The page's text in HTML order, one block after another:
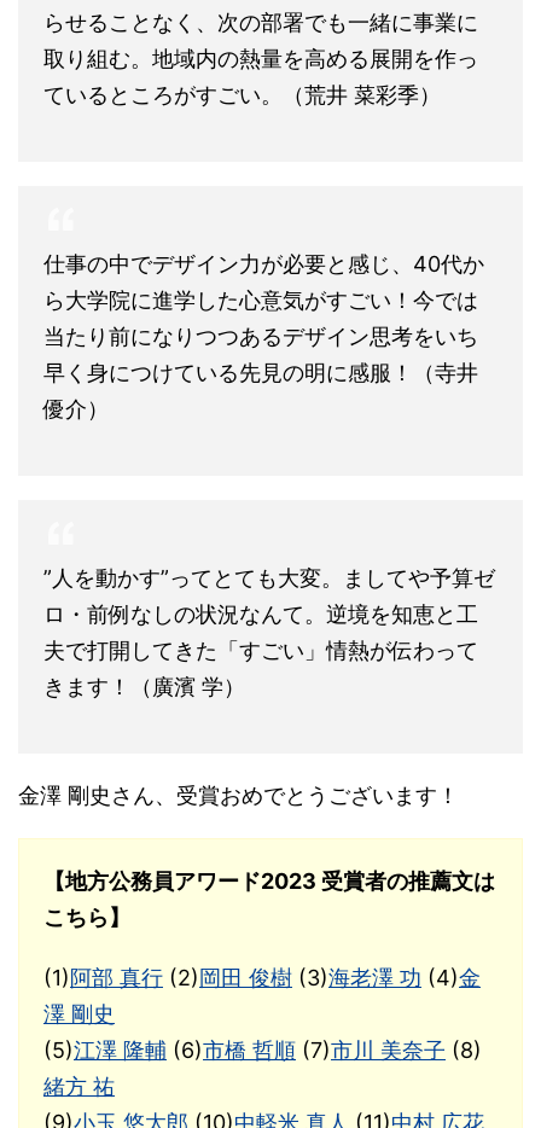
らせることなく、次の部署でも一緒に事業に
取り組む。地域内の熱量を高める展開を作っ
ているところがすごい。（荒井 菜彩季）
仕事の中でデザイン力が必要と感じ、40代か
ら大学院に進学した心意気がすごい！今では
当たり前になりつつあるデザイン思考をいち
早く身につけている先見の明に感服！（寺井
優介）
”人を動かす”ってとても大変。ましてや予算ゼ
ロ・前例なしの状況なんて。逆境を知恵と工
夫で打開してきた「すごい」情熱が伝わって
きます！（廣濱 学）
金澤 剛史さん、受賞おめでとうございます！
【地方公務員アワード2023 受賞者の推薦文は
こちら】
(1)阿部 真行 (2)岡田 俊樹 (3)海老澤 功 (4)金
澤 剛史
(5)江澤 隆輔 (6)市橋 哲順 (7)市川 美奈子 (8)
緒方 祐
(9)小玉 悠太郎 (10)中軽米 真人 (11)中村 広花